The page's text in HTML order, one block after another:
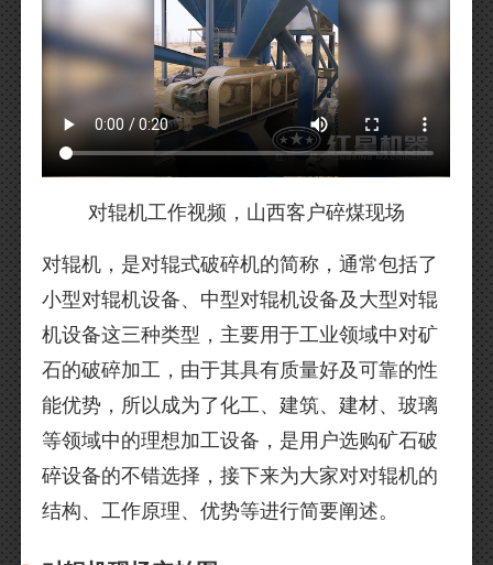
对辊机工作视频，山西客户碎煤现场
对辊机，是对辊式破碎机的简称，通常包括了
小型对辊机设备、中型对辊机设备及大型对辊
机设备这三种类型，主要用于工业领域中对矿
石的破碎加工，由于其具有质量好及可靠的性
能优势，所以成为了化工、建筑、建材、玻璃
等领域中的理想加工设备，是用户选购矿石破
碎设备的不错选择，接下来为大家对对辊机的
结构、工作原理、优势等进行简要阐述。